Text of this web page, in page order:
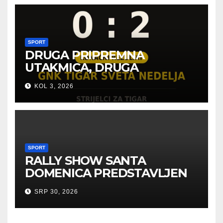
SPORT
DRUGA PRIPREMNA
UTAKMICA, DRUGA
POBJEDA ZA TIGROVE
KOL 3, 2026
SPORT
RALLY SHOW SANTA
DOMENICA PREDSTAVLJEN
U AUSTRIJI
SRP 30, 2026